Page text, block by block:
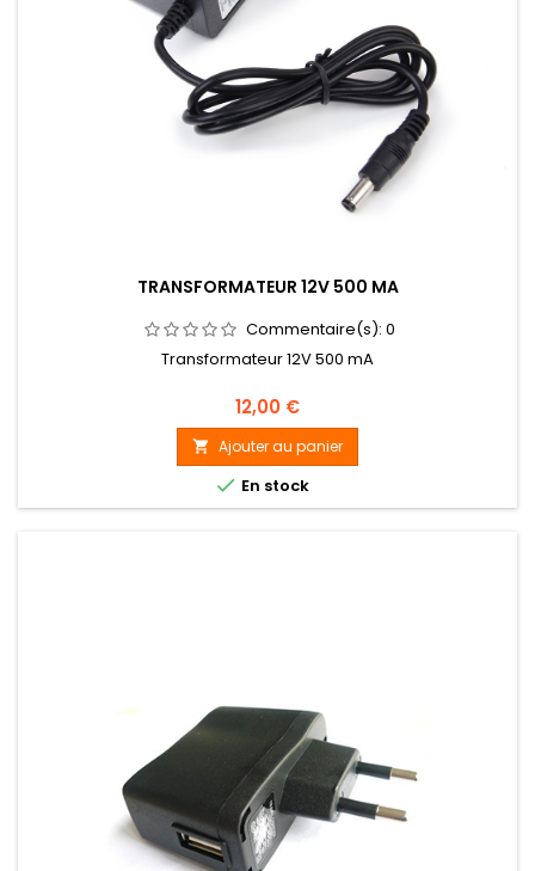
TRANSFORMATEUR 12V 500 MA
Commentaire(s): 0
Transformateur 12V 500 mA
Prix
12,00 €
 Ajouter au panier
 En stock